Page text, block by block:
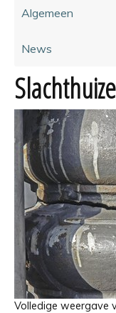
Algemeen
News
Volledige weergave